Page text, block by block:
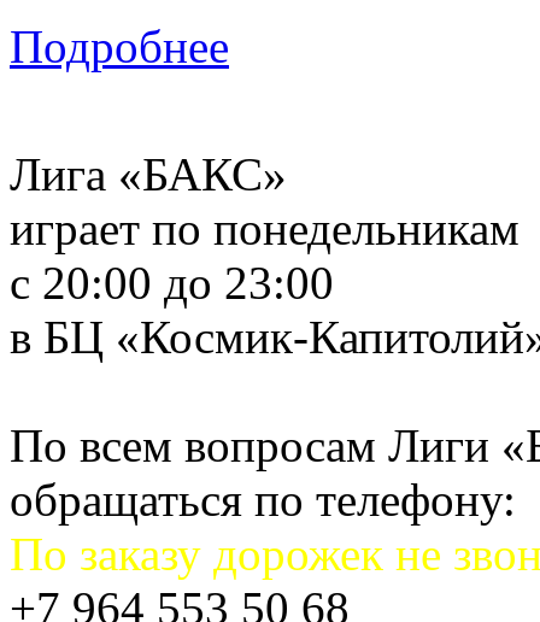
Подробнее
Лига «БАКС»
играет по понедельникам
с 20:00 до 23:00
в БЦ «Космик-
По всем вопросам Лиги
обращаться по телефону:
По заказу дорожек не
+7 964 553 50 68